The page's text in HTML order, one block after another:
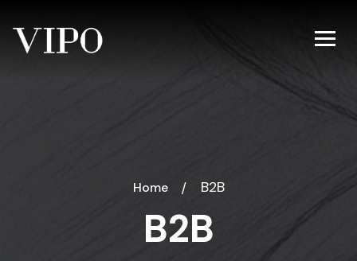
Home B2B
B2B